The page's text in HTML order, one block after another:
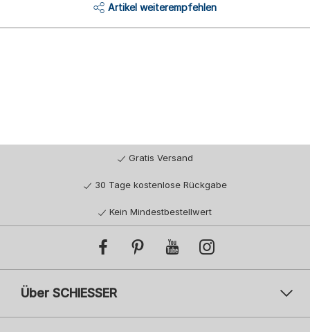
Artikel weiterempfehlen
Gratis Versand
30 Tage kostenlose Rückgabe
Kein Mindestbestellwert
Über SCHIESSER